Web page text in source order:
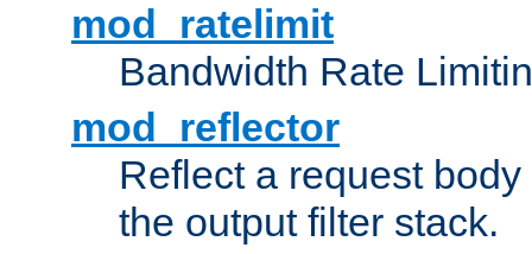
mod_ratelimit
Bandwidth Rate
mod_reflector
Reflect a request
the output filter stack.